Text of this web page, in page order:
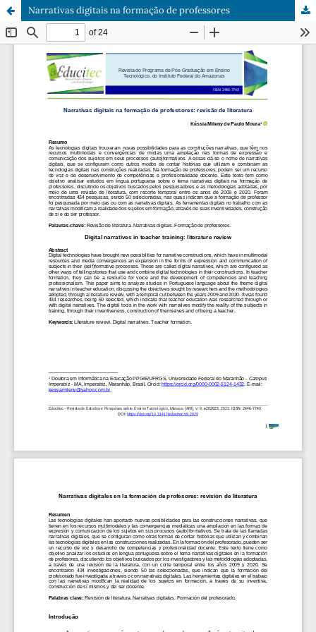
Narrativas digitais na formação de professores